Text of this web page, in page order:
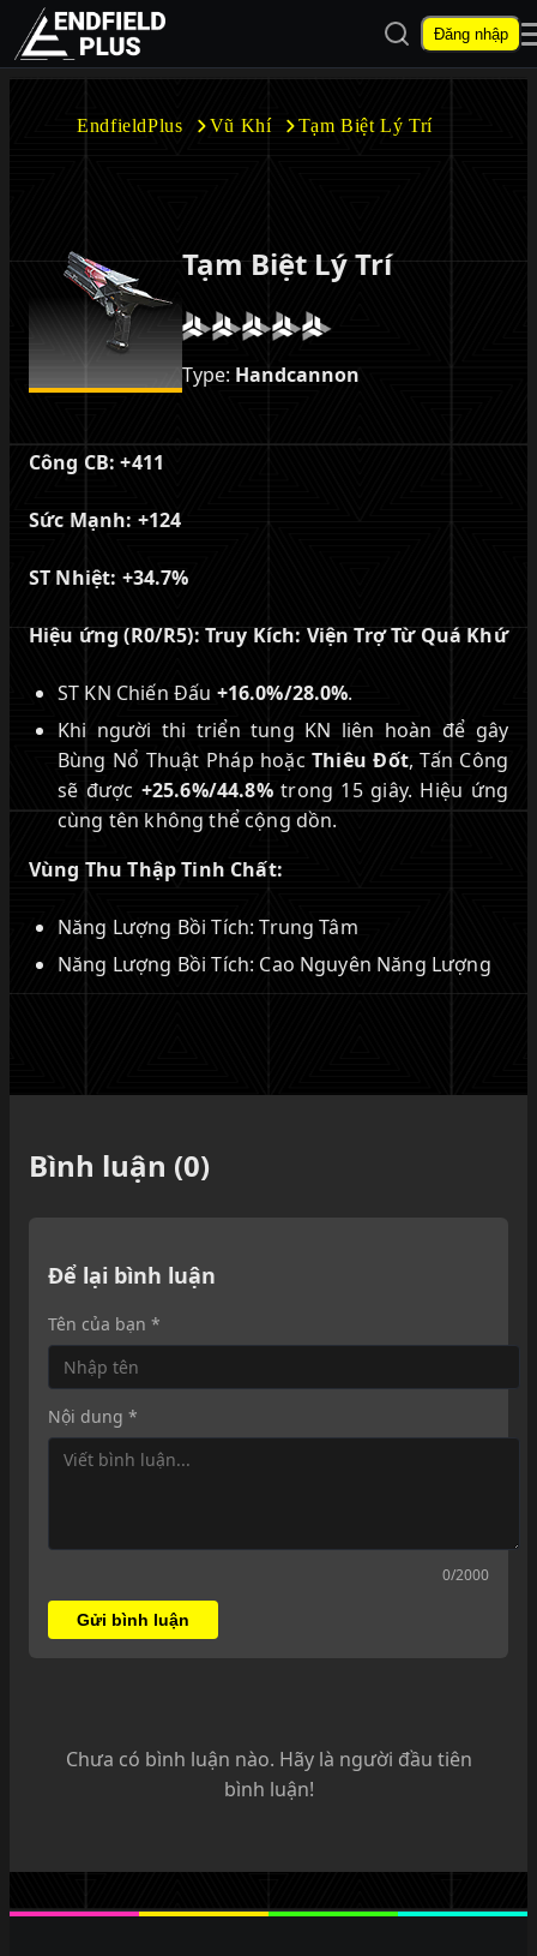
EndfieldPlus
Mở tìm kiếmĐăng nhập
EndfieldPlus Vũ Khí Tạm Biệt Lý Trí
Tạm Biệt Lý Trí
Type: Handcannon
Công CB: +411
Sức Mạnh: +124
ST Nhiệt: +34.7%
Hiệu ứng (R0/R5):Truy Kích: Viện Trợ Từ Quá Khứ
ST KN Chiến Đấu +16.0%/28.0%.
Khi người thi triển tung KN liên hoàn để gây
Bùng Nổ Thuật Pháp hoặcThiêu Đốt, Tấn Công
sẽ được +25.6%/44.8%trong 15 giây. Hiệu ứng
cùng tên không thể cộng dồn.
Vùng Thu Thập Tinh Chất:
Năng Lượng Bồi Tích: Trung Tâm
Năng Lượng Bồi Tích: Cao Nguyên Năng Lượng
Bình luận (0)
Để lại bình luận
Tên của bạn *
Nội dung *
0/2000
Gửi bình luận
Chưa có bình luận nào. Hãy là người đầu tiên
bình luận!